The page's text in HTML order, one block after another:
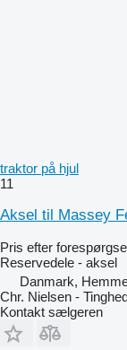
traktor på hjul
11
Aksel til Massey
Pris efter
Reservedele - aksel
Danmark,
Chr. Nielsen -
Kontakt sælgeren